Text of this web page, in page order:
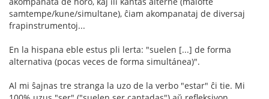
samtempe/kune/simultane), ĉiam akompanataj de diversaj
frapinstrumentoj...
En la hispana eble estus pli lerta: "suelen [...] de forma
alternativa (pocas veces de forma simultánea)".
Al mi ŝajnas tre stranga la uzo de la verbo "estar" ĉi tie. Mi